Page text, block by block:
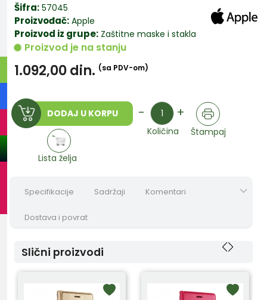
Šifra: 57045
Proizvođač: Apple
Proizvod iz grupe: Zaštitne maske i stakla
Proizvod je na stanju
1.092,00din. (sa PDV-om)
DODAJ U KORPU - Količina +
Količina Štampaj
Lista želja
Specifikacije Sadržaji Komentari
Dostava i povrat
Slični proizvodi